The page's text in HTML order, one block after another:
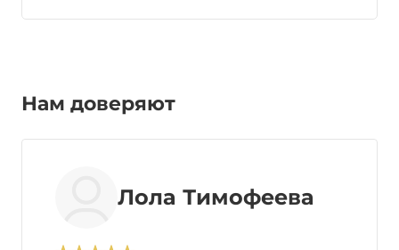
Нам доверяют
Лола Тимофеева